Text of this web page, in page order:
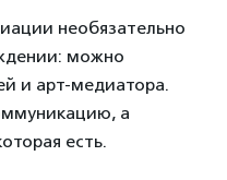
необязательно
можно
и арт-медиатора.
а
есть.